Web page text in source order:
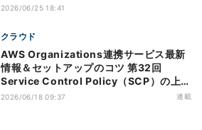
2026/06/25 18:41
クラウド
AWS Organizations連携サービス最新
情報＆セットアップのコツ 第32回
Service Control Policy（SCP）の上限
緩和のアップデートがもたらすメリット
2026/06/18 09:37 連載